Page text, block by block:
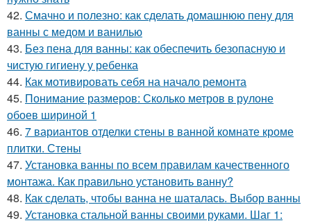
42. Смачно и полезно: как сделать домашнюю пену для
ванны с медом и ванилью
43. Без пена для ванны: как обеспечить безопасную и
чистую гигиену у ребенка
44. Как мотивировать себя на начало ремонта
45. Понимание размеров: Сколько метров в рулоне
обоев шириной 1
46. 7 вариантов отделки стены в ванной комнате кроме
плитки. Стены
47. Установка ванны по всем правилам качественного
монтажа. Как правильно установить ванну?
48. Как сделать, чтобы ванна не шаталась. Выбор ванны
49. Установка стальной ванны своими руками. Шаг 1: